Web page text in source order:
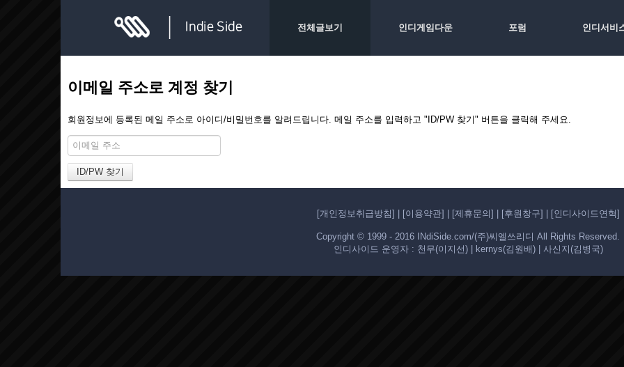
전체글보기 인디게임다운 포럼 인디서비
이메일 주소로 계정 찾기
회원정보에 등록된 메일 주소로 아이디/비밀번호를 알려드립니다. 메일 주소를 입력하고 "ID/PW 찾기" 버튼을 클릭해 주세요.
[개인정보취급방침] [이용약관] [제휴문의] [후원창구] [인디사이드연혁]
Copyright © 1999 - 2016 INdiSide.com/(주)씨엘쓰리디 All Rights Reserved.
인디사이드 운영자 : 천무(이지선) | kernys(김원배) | 사신지(김병국)